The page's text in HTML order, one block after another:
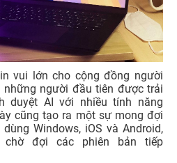
vui lớn cho cộng đồng người
những người đầu tiên được trải
duyệt AI với nhiều tính năng
cũng tạo ra một sự mong đợi
Windows, iOS và Android,
chờ đợi các phiên bản tiếp